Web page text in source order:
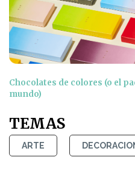
Chocolates de colores (o el
mundo)
TEMAS
ARTE